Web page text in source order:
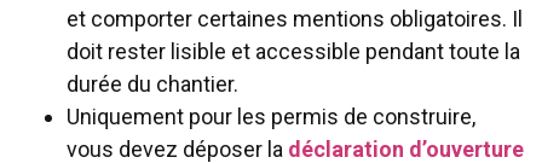
et comporter certaines mentions obligatoires. Il
doit rester lisible et accessible pendant toute la
durée du chantier.
Uniquement pour les permis de construire,
vous devez déposer la déclaration d’ouverture